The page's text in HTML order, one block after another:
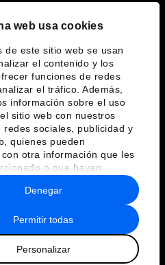
web usa cookies
de este sitio web se usan
el contenido y los
funciones de redes
el tráfico. Además,
información sobre el uso
sitio web con nuestros
redes sociales, publicidad y
quienes pueden
otra información que les
o que hayan
partir del uso que haya
servicios.
Permitir todas
Personalizar
Denegar
y normas de uso
Mundial